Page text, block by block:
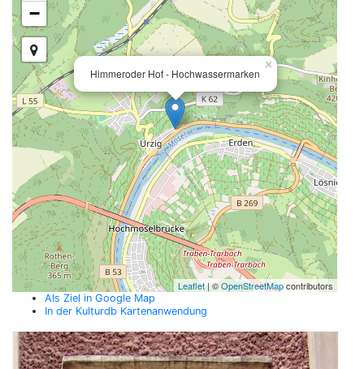
Himmeroder Hof - Hochwassermarken
×
−
Leaflet | ©OpenStreetMapcontributors
Als Ziel in Google Map
In der Kulturdb Kartenanwendung